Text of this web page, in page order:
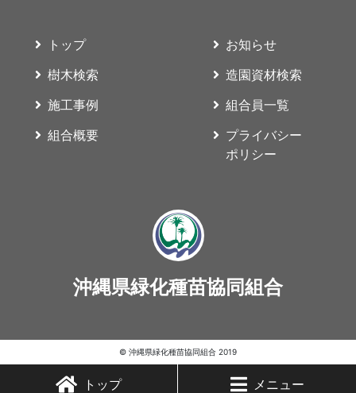
トップ メニュー
トップ
お知らせ
樹木検索
造園資材検索
施工事例
組合員一覧
組合概要
プライバシー
ポリシー
沖縄県緑化種苗協同組合
© 沖縄県緑化種苗協同組合 2019